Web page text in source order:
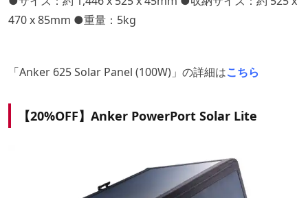
470 x 85mm ●重量：5kg
「Anker 625 Solar Panel (100W)」の詳細はこちら
【20%OFF】Anker PowerPort Solar Lite